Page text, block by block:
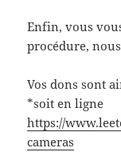
Enfin, vous
procédure,
Vos dons sont
*soit en ligne
https://
cameras